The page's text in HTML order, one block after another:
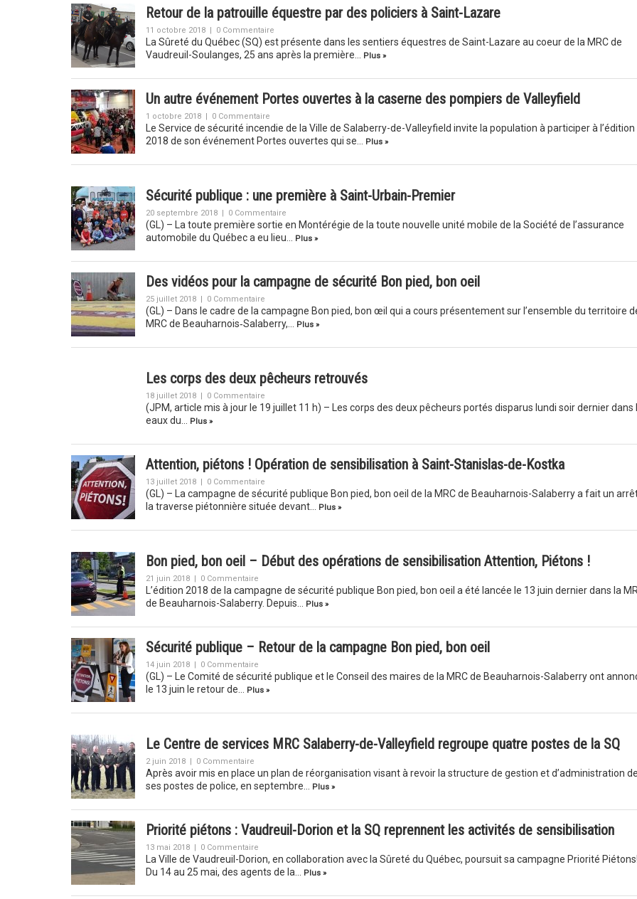
Retour de la patrouille équestre par des policiers à Saint-Lazare
11 octobre 2018 | 0 Commentaire
La Sûreté du Québec (SQ) est présente dans les sentiers équestres de Saint-Lazare au coeur de la MRC de
Vaudreuil-Soulanges, 25 ans après la première…
Plus »
Un autre événement Portes ouvertes à la caserne des pompiers de Valleyfield
1 octobre 2018 | 0 Commentaire
Le Service de sécurité incendie de la Ville de Salaberry-de-Valleyfield invite la population à participer à l’édition
2018 de son événement Portes ouvertes qui se…
Plus »
Sécurité publique : une première à Saint-Urbain-Premier
20 septembre 2018 | 0 Commentaire
(GL) – La toute première sortie en Montérégie de la toute nouvelle unité mobile de la Société de l’assurance
automobile du Québec a eu lieu…
Plus »
Des vidéos pour la campagne de sécurité Bon pied, bon oeil
25 juillet 2018 | 0 Commentaire
(GL) – Dans le cadre de la campagne Bon pied, bon œil qui a cours présentement sur l’ensemble du territoire
MRC de Beauharnois‐Salaberry,…
Plus »
Les corps des deux pêcheurs retrouvés
18 juillet 2018 | 0 Commentaire
(JPM, article mis à jour le 19 juillet 11 h) – Les corps des deux pêcheurs portés disparus lundi soir dernier dans
eaux du…
Plus »
Attention, piétons ! Opération de sensibilisation à Saint-Stanislas-de-Kostka
13 juillet 2018 | 0 Commentaire
(GL) – La campagne de sécurité publique Bon pied, bon oeil de la MRC de Beauharnois-Salaberry a fait un
la traverse piétonnière située devant…
Plus »
Bon pied, bon oeil – Début des opérations de sensibilisation Attention, Piétons !
21 juin 2018 | 0 Commentaire
L’édition 2018 de la campagne de sécurité publique Bon pied, bon oeil a été lancée le 13 juin dernier dans la
de Beauharnois-Salaberry. Depuis…
Plus »
Sécurité publique – Retour de la campagne Bon pied, bon oeil
14 juin 2018 | 0 Commentaire
(GL) – Le Comité de sécurité publique et le Conseil des maires de la MRC de Beauharnois-Salaberry ont
le 13 juin le retour de…
Plus »
Le Centre de services MRC Salaberry-de-Valleyfield regroupe quatre postes de la SQ
2 juin 2018 | 0 Commentaire
Après avoir mis en place un plan de réorganisation visant à revoir la structure de gestion et d’administration
ses postes de police, en septembre…
Plus »
Priorité piétons : Vaudreuil-Dorion et la SQ reprennent les activités de sensibilisation
13 mai 2018 | 0 Commentaire
La Ville de Vaudreuil-Dorion, en collaboration avec la Sûreté du Québec, poursuit sa campagne Priorité
Du 14 au 25 mai, des agents de la…
Plus »